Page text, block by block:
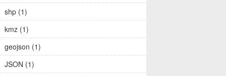
shp (1)
kmz (1)
geojson (1)
JSON (1)